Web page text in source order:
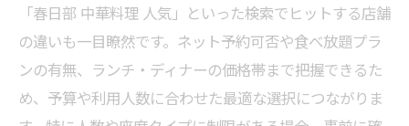
「春日部 中華料理 人気」といった検索でヒットする店舗
の違いも一目瞭然です。ネット予約可否や食べ放題プラ
ンの有無、ランチ・ディナーの価格帯まで把握できるた
め、予算や利用人数に合わせた最適な選択につながりま